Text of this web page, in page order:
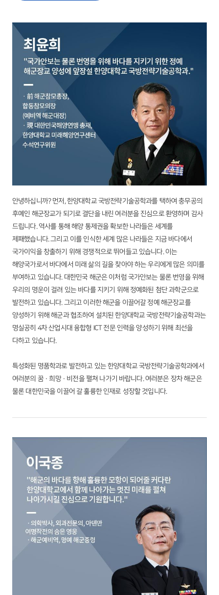
안녕하십니까? 먼저, 한양대학교 국방전략기술공학과를 택하여 충무공의
후예인 해군장교가 되기로 결단을 내린 여러분을 진심으로 환영하며 감사
드립니다. 역사를 통해 해양 통제권을 확보한 나라들은 세계를
제패했습니다. 그리고 이를 인식한 세계 많은 나라들은 지금 바다에서
국가이익을 창출하기 위해 경쟁적으로 뛰어들고 있습니다. 이는
해양국가로서 바다에서 미래 삶의 길을 찾아야 하는 우리에게 많은 의미를
부여하고 있습니다. 대한민국 해군은 이처럼 국가안보는 물론 번영을 위해
우리의 명운이 걸려 있는 바다를 지키기 위해 정예화된 첨단 과학군으로
발전하고 있습니다. 그리고 이러한 해군을 이끌어갈 정예 해군장교를
양성하기 위해 해군과 협조하여 설치된 한양대학교 국방전략기술공학과는
명실공히 4차 산업시대 융합형 ICT 전문 인력을 양성하기 위해 최선을
다하고 있습니다.
특성화된 명품학과로 발전하고 있는 한양대학교 국방전략기술공학과에서
여러분의 꿈 · 희망 · 비전을 펼쳐 나가기 바랍니다. 여러분은 장차 해군은
물론 대한민국을 이끌어 갈 훌륭한 인재로 성장할 것입니다.